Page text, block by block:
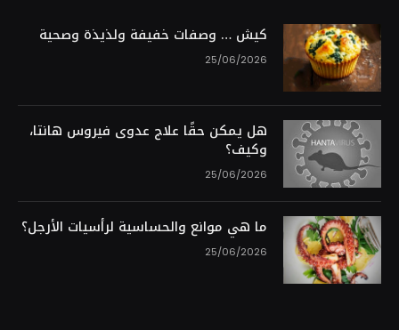
كيش … وصفات خفيفة ولذيذة وصحية
25/06/2026
هل يمكن حقًا علاج عدوى فيروس هانتا،
وكيف؟
25/06/2026
ما هي موانع والحساسية لرأسيات الأرجل؟
25/06/2026